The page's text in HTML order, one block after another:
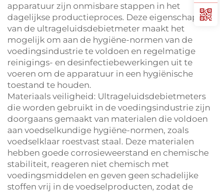
apparatuur zijn onmisbare stappen in het
dagelijkse productieproces. Deze eigenschap
van de ultrageluidsdebietmeter maakt het
mogelijk om aan de hygiëne-normen van de
voedingsindustrie te voldoen en regelmatige
reinigings- en desinfectiebewerkingen uit te
voeren om de apparatuur in een hygiënische
toestand te houden.
Materiaals veiligheid: Ultrageluidsdebietmeters
die worden gebruikt in de voedingsindustrie zijn
doorgaans gemaakt van materialen die voldoen
aan voedselkundige hygiëne-normen, zoals
voedselklaar roestvast staal. Deze materialen
hebben goede corrosieweerstand en chemische
stabiliteit, reageren niet chemisch met
voedingsmiddelen en geven geen schadelijke
stoffen vrij in de voedselproducten, zodat de